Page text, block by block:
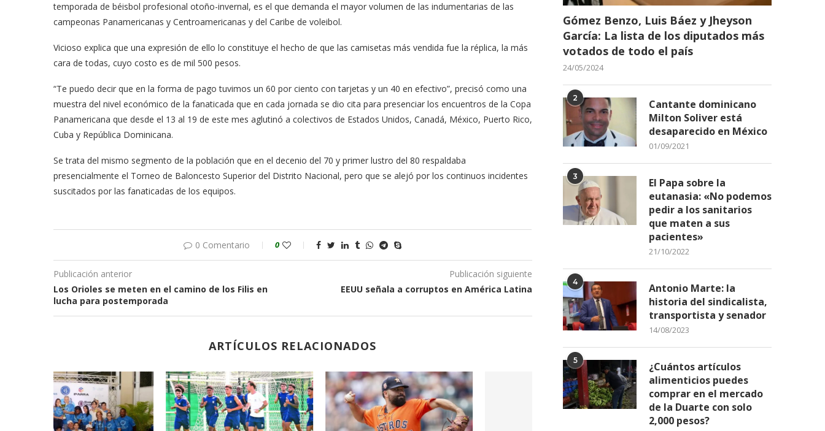
temporada de béisbol profesional otoño-invernal, es el que demanda el mayor volumen de las indumentarias de las
campeonas Panamericanas y Centroamericanas y del Caribe de voleibol.
Vicioso explica que una expresión de ello lo constituye el hecho de que las camisetas más vendida fue la réplica, la más
cara de todas, cuyo costo es de mil 500 pesos.
“Te puedo decir que en la forma de pago tuvimos un 60 por ciento con tarjetas y un 40 en efectivo”, precisó como una
muestra del nivel económico de la fanaticada que en cada jornada se dio cita para presenciar los encuentros de la Copa
Panamericana que desde el 13 al 19 de este mes aglutinó a colectivos de Estados Unidos, Canadá, México, Puerto Rico,
Cuba y República Dominicana.
Se trata del mismo segmento de la población que en el decenio del 70 y primer lustro del 80 respaldaba
presencialmente el Torneo de Baloncesto Superior del Distrito Nacional, pero que se alejó por los continuos incidentes
suscitados por las fanaticadas de los equipos.
0 Comentario 0
Publicación anterior
Los Orioles se meten en el camino de los Filis en
lucha para postemporada
Publicación siguiente
EEUU señala a corruptos en América Latina
ARTÍCULOS RELACIONADOS
Gómez Benzo, Luis Báez y Jheyson
García: La lista de los diputados más
votados de todo el país
24/05/2024
2
Cantante dominicano
Milton Soliver está
desaparecido en México
01/09/2021
3
El Papa sobre la
eutanasia: «No podemos
pedir a los sanitarios
que maten a sus
pacientes»
21/10/2022
4
Antonio Marte: la
historia del sindicalista,
transportista y senador
14/08/2023
5
¿Cuántos artículos
alimenticios puedes
comprar en el mercado
de la Duarte con solo
2,000 pesos?